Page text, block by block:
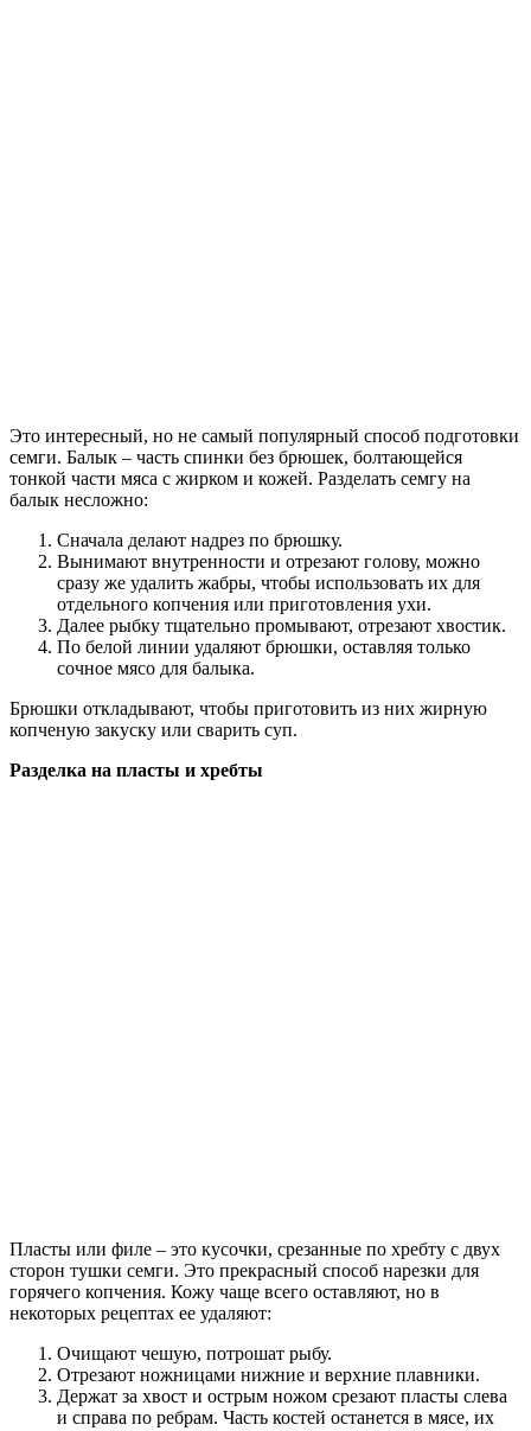
Это интересный, но не самый популярный способ подготовки
семги. Балык – часть спинки без брюшек, болтающейся
тонкой части мяса с жирком и кожей. Разделать семгу на
балык несложно:
Сначала делают надрез по брюшку.
Вынимают внутренности и отрезают голову, можно
сразу же удалить жабры, чтобы использовать их для
отдельного копчения или приготовления ухи.
Далее рыбку тщательно промывают, отрезают хвостик.
По белой линии удаляют брюшки, оставляя только
сочное мясо для балыка.
Брюшки откладывают, чтобы приготовить из них жирную
копченую закуску или сварить суп.
Разделка на пласты и хребты
Пласты или филе – это кусочки, срезанные по хребту с двух
сторон тушки семги. Это прекрасный способ нарезки для
горячего копчения. Кожу чаще всего оставляют, но в
некоторых рецептах ее удаляют:
Очищают чешую, потрошат рыбу.
Отрезают ножницами нижние и верхние плавники.
Держат за хвост и острым ножом срезают пласты слева
и справа по ребрам. Часть костей останется в мясе, их